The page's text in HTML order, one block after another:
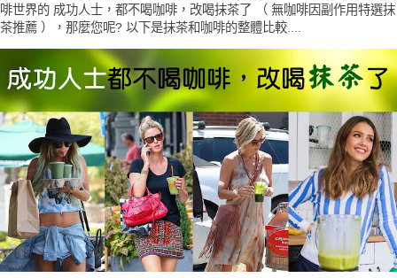
啡世界的 成功人士，都不喝咖啡，改喝抹茶了 （ 無咖啡因副作用特選抹
茶推薦 ），那麼您呢? 以下是抹茶和咖啡的整體比較....